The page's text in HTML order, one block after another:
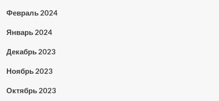
Февраль 2024
Январь 2024
Декабрь 2023
Ноябрь 2023
Октябрь 2023